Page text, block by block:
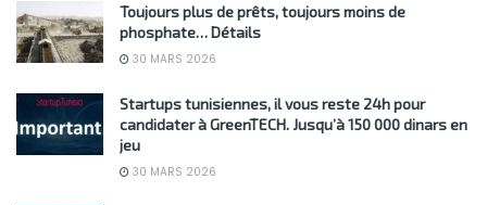
Toujours plus de prêts, toujours moins de
phosphate… Détails
30 MARS 2026
Startups tunisiennes, il vous reste 24h pour
candidater à GreenTECH. Jusqu’à 150 000 dinars en
jeu
30 MARS 2026